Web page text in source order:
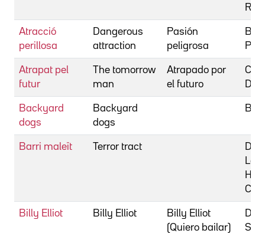
Atracció
perillosa
Dangerous
attraction
Pasión
peligrosa
Atrapat pel
futur
The tomorrow
man
Atrapado por
el futuro
Backyard
dogs
Backyard
dogs
Barri maleït Terror tract
Clint
Billy Elliot Billy Elliot
Billy Elliot
(Quiero bailar)